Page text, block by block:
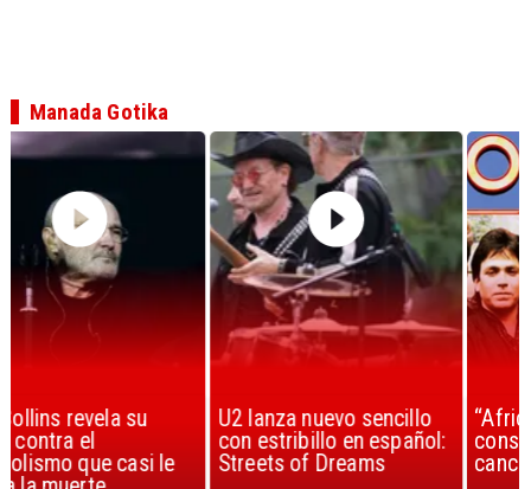
U2 lanza nuevo sencillo
con estribillo en español:
Streets of Dreams
“Africa” de Toto es
considerada la mejor
canción, según la ciencia
Manada Gotika